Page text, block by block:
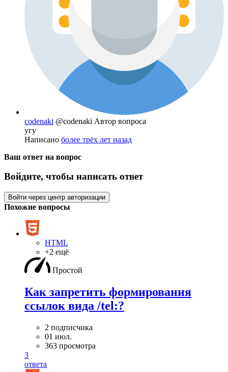
codenaki @codenaki Автор вопроса
угу
Написано более трёх лет назад
Ваш ответ на вопрос
Войдите, чтобы написать ответ
Войти через центр авторизации
Похожие вопросы
HTML
+2 ещё
Простой
Как запретить формирования
ссылок вида /tel:?
2 подписчика
01 июл.
363 просмотра
3
ответа